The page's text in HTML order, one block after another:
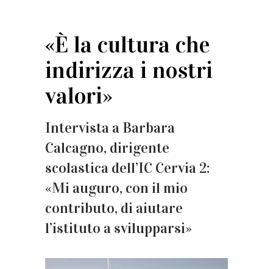
«È la cultura che
indirizza i nostri
valori»
Intervista a Barbara
Calcagno, dirigente
scolastica dell’IC Cervia 2:
«Mi auguro, con il mio
contributo, di aiutare
l’istituto a svilupparsi»